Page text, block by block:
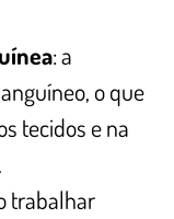
: a
o que
tecidos e na
trabalhar